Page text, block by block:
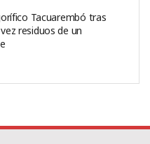
Tacuarembó tras
residuos de un